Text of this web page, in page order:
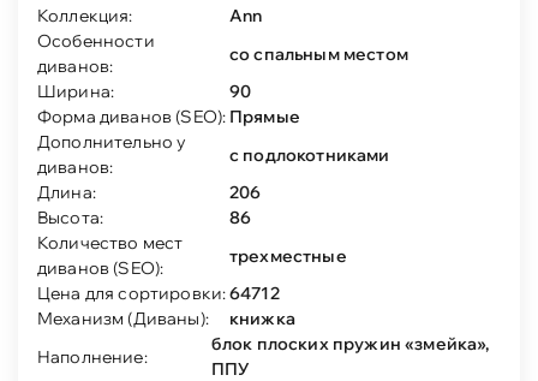
Коллекция:
Ann
Особенности
диванов:
со спальным местом
Ширина:
90
Форма диванов (SEO): Прямые
Дополнительно у
диванов:
с подлокотниками
Длина:
206
Высота:
86
Количество мест
диванов (SEO):
трехместные
Цена для сортировки:64712
Механизм (Диваны):
книжка
Наполнение:
блок плоских пружин «змейка»,
ППУ